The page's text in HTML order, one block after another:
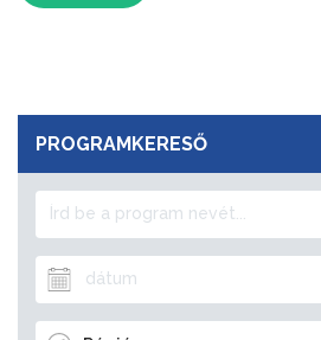
PROGRAMKERESŐ